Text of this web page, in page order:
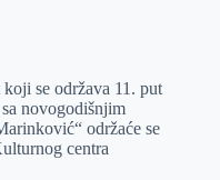
se održava 11. put
novogodišnjim
održaće se
centra